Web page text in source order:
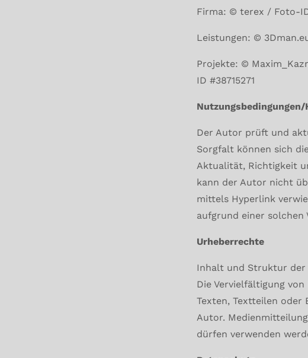
Firma: © terex / Foto-
Leistungen: ©
Projekte: ©
ID #38715271
Der Autor prüft und
Sorgfalt können sich
Aktualität, Richtigkeit
kann der Autor nicht
mittels Hyperlink
aufgrund einer
Urheberrechte
Inhalt und Struktur der
Die Vervielfältigung
Texten, Textteilen oder
Autor.
dürfen verwenden